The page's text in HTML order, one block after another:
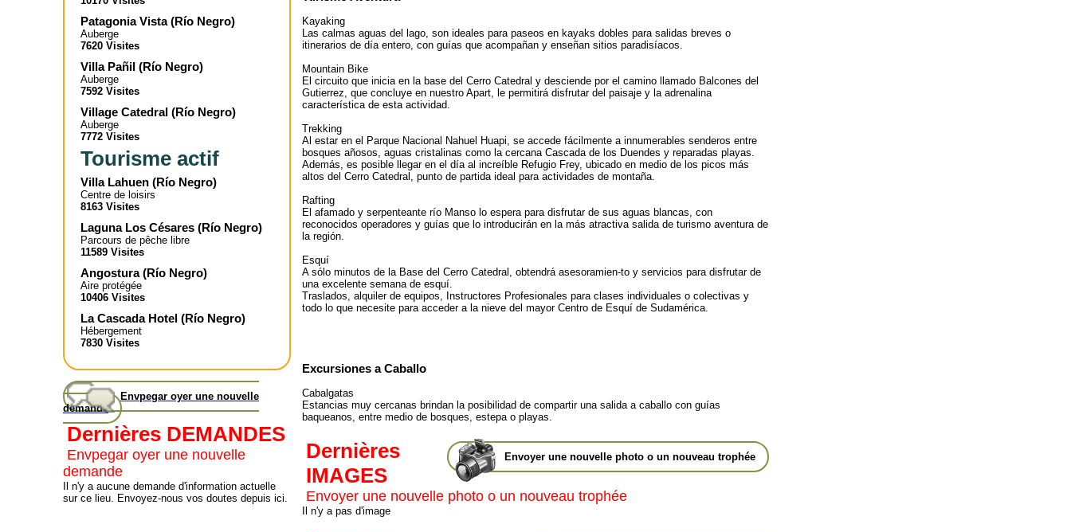
Patagonia Vista(Río Negro)
Auberge
7620 Visites
Villa Pañil (Río Negro)
Auberge
7592 Visites
Village Catedral (Río Negro)
Auberge
7772 Visites
Tourisme actif
Villa Lahuen (Río Negro)
Centre de loisirs
8163 Visites
Laguna Los Césares (Río Negro)
Parcours de pêche libre
11589 Visites
Angostura(Río Negro)
Aire protégée
10406 Visites
La Cascada Hotel (Río Negro)
Hébergement
7830 Visites
Envpegar oyer une nouvelle
demande
Dernières DEMANDES
Envpegar oyer une nouvelle
demande
Il n'y a aucune demande d'information actuelle
sur ce lieu. Envoyez-nous vos doutes depuis ici.
Kayaking
Las calmas aguas del lago, son ideales para paseos en kayaks dobles para salidas breves o
itinerarios de día entero, con guías que acompañan y enseñan sitios paradisíacos.
Mountain Bike
El circuito que inicia en la base del Cerro Catedral y desciende por el camino llamado Balcones del
Gutierrez, que concluye en nuestro Apart, le permitirá disfrutar del paisaje y la adrenalina
característica de esta actividad.
Trekking
Al estar en el Parque Nacional Nahuel Huapi, se accede fácilmente a innumerables senderos entre
bosques añosos, aguas cristalinas como la cercana Cascada de los Duendes y reparadas playas.
Además, es posible llegar en el día al increíble Refugio Frey, ubicado en medio de los picos más
altos del Cerro Catedral, punto de partida ideal para actividades de montaña.
Rafting
El afamado y serpenteante río Manso lo espera para disfrutar de sus aguas blancas, con
reconocidos operadores y guías que lo introducirán en la más atractiva salida de turismo aventura de
la región.
Esquí
A sólo minutos de la Base del Cerro Catedral, obtendrá asesoramien-to y servicios para disfrutar de
una excelente semana de esquí.
Traslados, alquiler de equipos, Instructores Profesionales para clases individuales o colectivas y
todo lo que necesite para acceder a la nieve del mayor Centro de Esquí de Sudamérica.
Excursiones a Caballo
Cabalgatas
Estancias muy cercanas brindan la posibilidad de compartir una salida a caballo con guías
baqueanos, entre medio de bosques, estepa o playas.
Envoyer une nouvelle photo o un nouveau trophée
Dernières
IMAGES
Envoyer une nouvelle photo o un nouveau trophée
Il n'y a pas d'image